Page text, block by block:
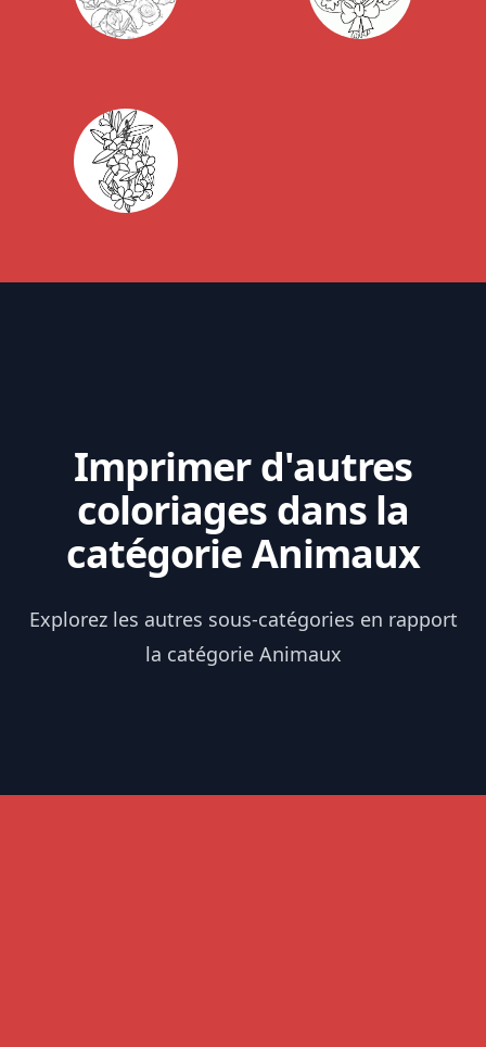
Imprimer d'autres
coloriages dans la
catégorie Animaux
Explorez les autres sous-catégories en rapport
la catégorie Animaux